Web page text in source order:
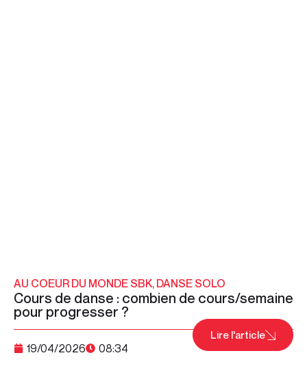
AU COEUR DU MONDE SBK, DANSE SOLO
Cours de danse : combien de cours/semaine
pour progresser ?
19/04/2026 08:34
Lire l'article